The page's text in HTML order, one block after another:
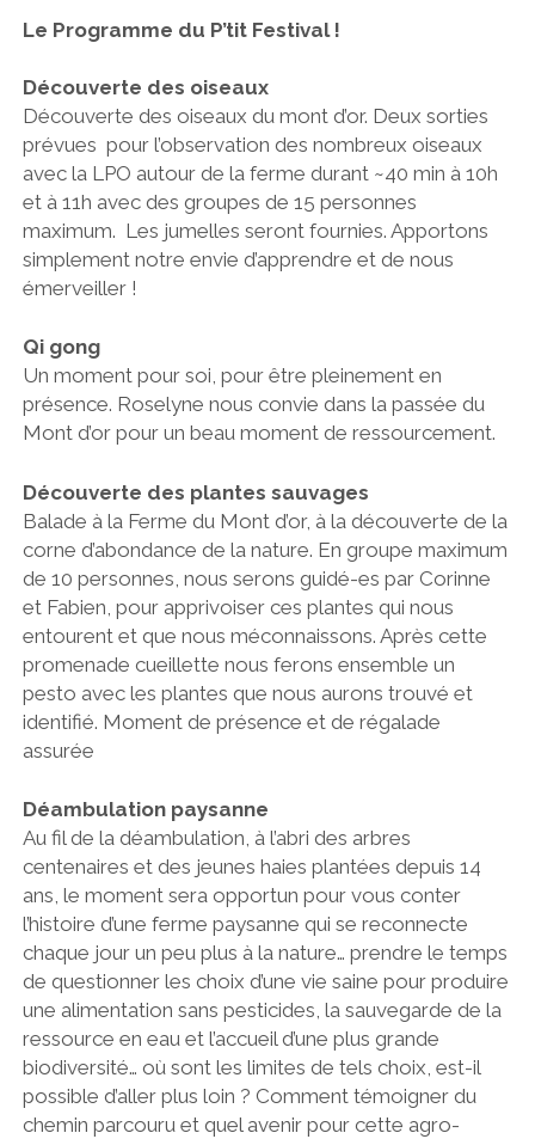
CONTACTONS-NOUS
COLLECTIF
A TÉLÉCHARGER
facebook
email OUAAA
Le Programme du P’tit Festival !
Découverte des oiseaux
Découverte des oiseaux du mont d’or. Deux sorties
prévues pour l’observation des nombreux oiseaux
avec la LPO autour de la ferme durant ~40 min à 10h
et à 11h avec des groupes de 15 personnes
maximum. Les jumelles seront fournies. Apportons
simplement notre envie d’apprendre et de nous
émerveiller !
Qi gong
Un moment pour soi, pour être pleinement en
présence. Roselyne nous convie dans la passée du
Mont d’or pour un beau moment de ressourcement.
Découverte des plantes sauvages
Balade à la Ferme du Mont d’or, à la découverte de la
corne d’abondance de la nature. En groupe maximum
de 10 personnes, nous serons guidé-es par Corinne
et Fabien, pour apprivoiser ces plantes qui nous
entourent et que nous méconnaissons. Après cette
promenade cueillette nous ferons ensemble un
pesto avec les plantes que nous aurons trouvé et
identifié. Moment de présence et de régalade
assurée
Déambulation paysanne
Au fil de la déambulation, à l’abri des arbres
centenaires et des jeunes haies plantées depuis 14
ans, le moment sera opportun pour vous conter
l’histoire d’une ferme paysanne qui se reconnecte
chaque jour un peu plus à la nature… prendre le temps
de questionner les choix d’une vie saine pour produire
une alimentation sans pesticides, la sauvegarde de la
ressource en eau et l’accueil d’une plus grande
biodiversité… où sont les limites de tels choix, est-il
possible d’aller plus loin ? Comment témoigner du
chemin parcouru et quel avenir pour cette agro-